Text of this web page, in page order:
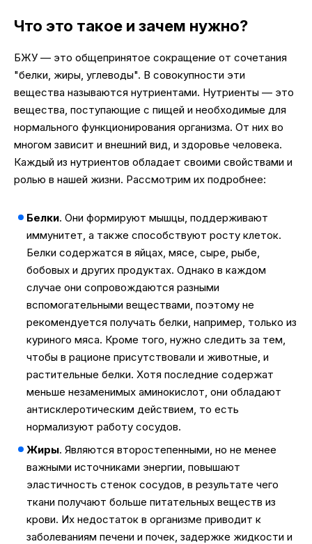
Что это такое и зачем нужно?
БЖУ — это общепринятое сокращение от сочетания
"белки, жиры, углеводы". В совокупности эти
вещества называются нутриентами. Нутриенты — это
вещества, поступающие с пищей и необходимые для
нормального функционирования организма. От них во
многом зависит и внешний вид, и здоровье человека.
Каждый из нутриентов обладает своими свойствами и
ролью в нашей жизни. Рассмотрим их подробнее:
Белки. Они формируют мышцы, поддерживают
иммунитет, а также способствуют росту клеток.
Белки содержатся в яйцах, мясе, сыре, рыбе,
бобовых и других продуктах. Однако в каждом
случае они сопровождаются разными
вспомогательными веществами, поэтому не
рекомендуется получать белки, например, только из
куриного мяса. Кроме того, нужно следить за тем,
чтобы в рационе присутствовали и животные, и
растительные белки. Хотя последние содержат
меньше незаменимых аминокислот, они обладают
антисклеротическим действием, то есть
нормализуют работу сосудов.
Жиры. Являются второстепенными, но не менее
важными источниками энергии, повышают
эластичность стенок сосудов, в результате чего
ткани получают больше питательных веществ из
крови. Их недостаток в организме приводит к
заболеваниям печени и почек, задержке жидкости и